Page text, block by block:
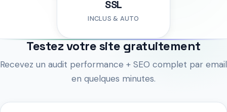
SSL
INCLUS & AUTO
Testez votre site gratuitement
Recevez un audit performance + SEO complet par email
en quelques minutes.